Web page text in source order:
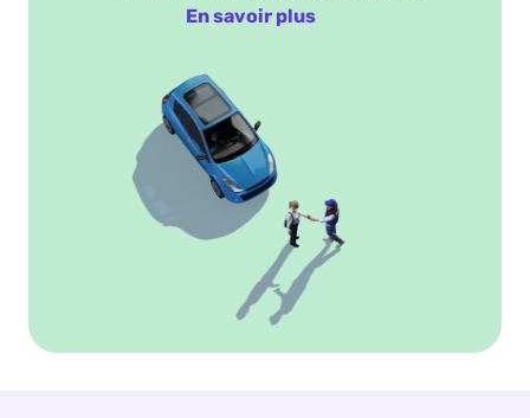
En savoir plus